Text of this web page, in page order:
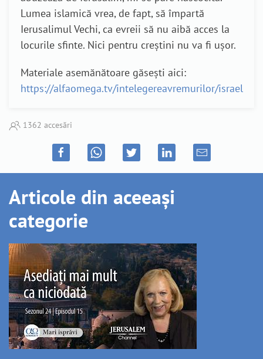
Lumea islamică vrea, de fapt, să împartă
Ierusalimul Vechi, ca evreii să nu aibă acces la
locurile sfinte. Nici pentru creștini nu va fi ușor.
Materiale asemănătoare găsești aici:
https://alfaomega.tv/intelegereavremurilor/israel
1362 accesări
Articole din aceeași
categorie